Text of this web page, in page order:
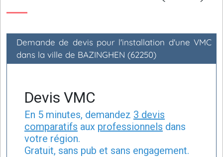
Demande de devis pour l'installation d'une VMC
dans la ville de BAZINGHEN (62250)
Devis VMC
En 5 minutes, demandez 3 devis
comparatifs aux professionnels dans
votre région.
Gratuit, sans pub et sans engagement.